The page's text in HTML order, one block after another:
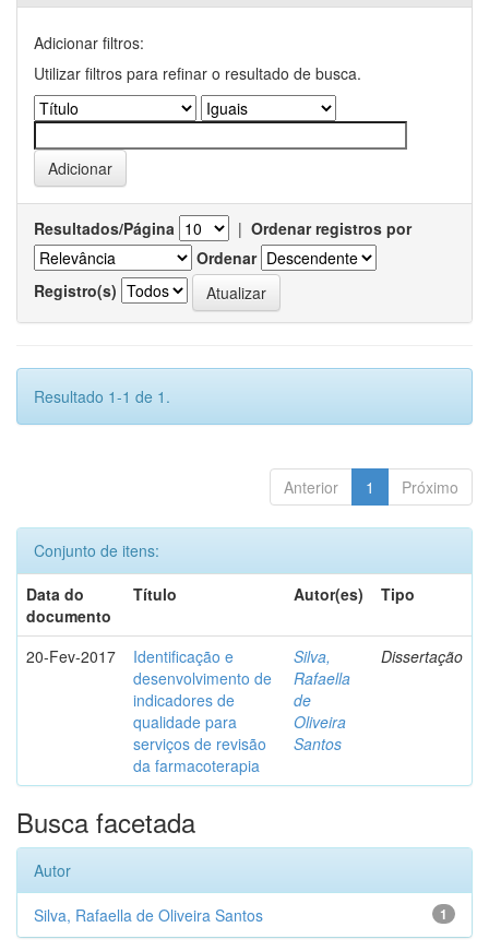
Adicionar filtros:
Utilizar filtros para refinar o resultado de busca.
Resultados/Página | Ordenar registros por
Ordenar
Registro(s)
Resultado 1-1 de 1.
Anterior 1 Próximo
Conjunto de itens:
Data do
documento
Título Autor(es) Tipo
20-Fev-2017
Identificação e
desenvolvimento de
indicadores de
qualidade para
serviços de revisão
da farmacoterapia
Silva,
Rafaella
de
Oliveira
Santos
Dissertação
Busca facetada
Autor
1
Silva, Rafaella de Oliveira Santos